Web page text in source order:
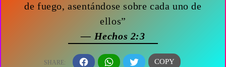
de fuego, asentándose sobre cada uno de
ellos”
— Hechos 2:3